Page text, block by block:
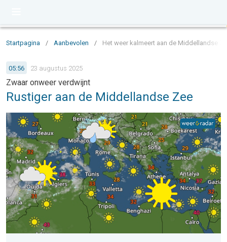
Startpagina / Aanbevolen / Het weer kalmeert aan de Middellandse
05:56 23 augustus 2025
Zwaar onweer verdwijnt
Rustiger aan de Middellandse Zee